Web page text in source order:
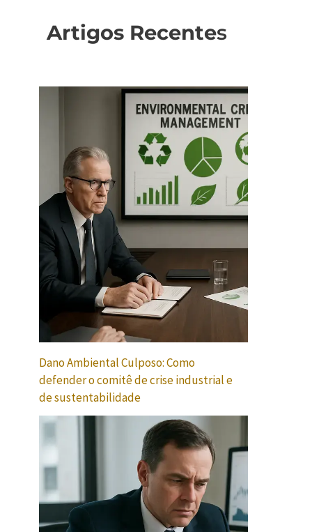
Artigos Recentes
Dano Ambiental Culposo: Como
defender o comitê de crise industrial e
de sustentabilidade